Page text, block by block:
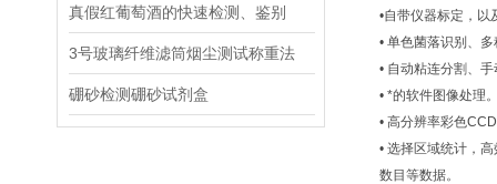
真假红葡萄酒的快速检测、鉴别
3号玻璃纤维滤筒烟尘测试称重法
硼砂检测硼砂试剂盒
•自带仪器标定，以
• 单色菌落识别、
• 自动粘连分割、
• *的软件图像处理
• 高分辨率彩色
• 选择区域统计，
数目等数据。